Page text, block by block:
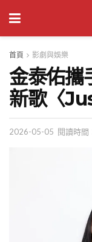
首頁 影劇與娛樂
金泰佑攜
新歌〈
2026-05-05 閱讀時間